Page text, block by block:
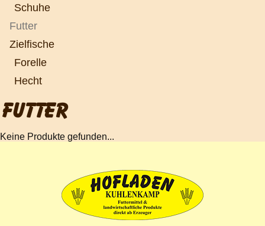
Schuhe
Futter
Zielfische
Forelle
Hecht
FUTTER
Keine Produkte gefunden...